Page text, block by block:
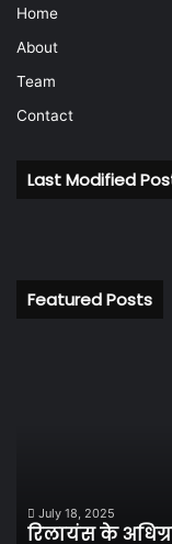
Home
About
Team
Contact
Last Modified
Featured Posts
नया
जीवन,
July 18, 2025
रिलायंस के